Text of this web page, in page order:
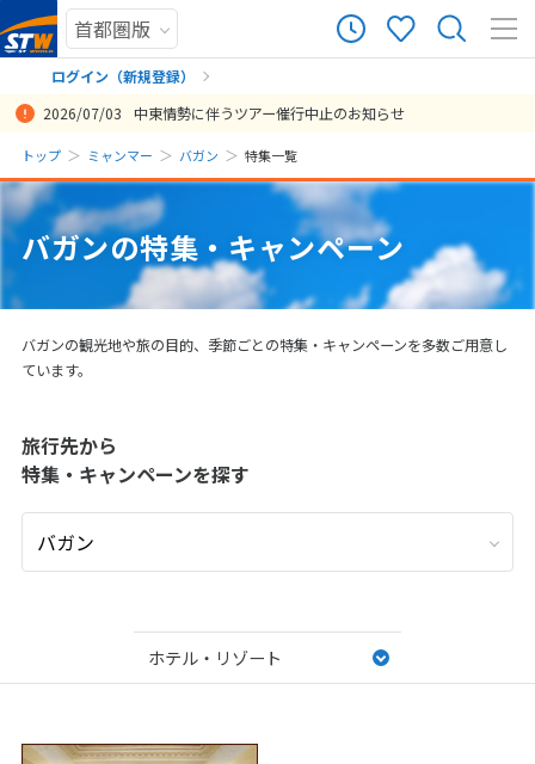
ログイン（新規登録）
まだ履歴がありません
まだ登録がありません
2026/07/03 中東情勢に伴うツアー催行中止のお知らせ
トップ ミャンマー バガン 特集一覧
バガンの特集・キャンペーン
バガンの観光地や旅の目的、季節ごとの特集・キャンペーンを多数ご用意し
ています。
旅行先から
特集・キャンペーンを探す
ホテル・リゾート